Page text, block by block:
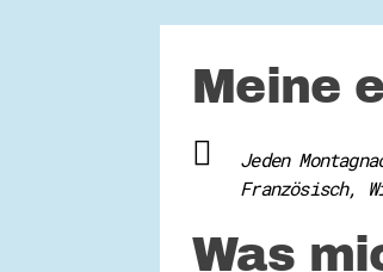
Meine
Jeden
Französisch,
Was